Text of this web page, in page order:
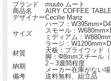
ブランド
muuto ムート
商品名
AIRY COFFEE TABLE
デザイナーCecilie Manz
サイズ
ハーフ：
スモール：
ミディアム：
ラージ：
材質
天板：プライウッド（
脚：Φ8mmスチール（
納期
2～3週間程度
メーカー在庫がない
備考
送料無料、組立品